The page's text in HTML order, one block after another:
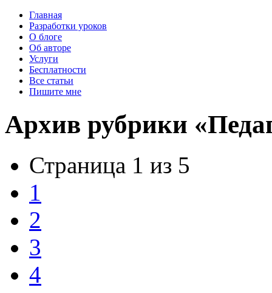
Главная
Разработки уроков
О блоге
Об авторе
Услуги
Бесплатности
Все статьи
Пишите мне
Архив рубрики
Страница 1 из 5
1
2
3
4